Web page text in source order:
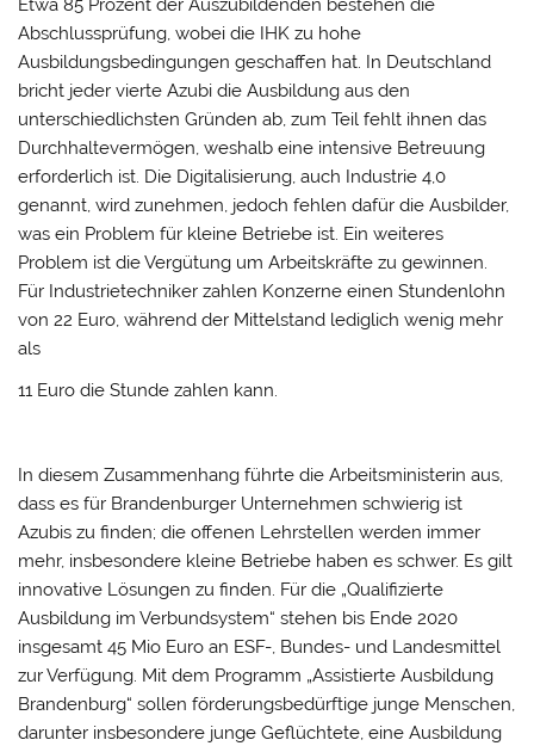
Etwa 85 Prozent der Auszubildenden bestehen die
Abschlussprüfung, wobei die IHK zu hohe
Ausbildungsbedingungen geschaffen hat. In Deutschland
bricht jeder vierte Azubi die Ausbildung aus den
unterschiedlichsten Gründen ab, zum Teil fehlt ihnen das
Durchhaltevermögen, weshalb eine intensive Betreuung
erforderlich ist. Die Digitalisierung, auch Industrie 4,0
genannt, wird zunehmen, jedoch fehlen dafür die Ausbilder,
was ein Problem für kleine Betriebe ist. Ein weiteres
Problem ist die Vergütung um Arbeitskräfte zu gewinnen.
Für Industrietechniker zahlen Konzerne einen Stundenlohn
von 22 Euro, während der Mittelstand lediglich wenig mehr
als
11 Euro die Stunde zahlen kann.
In diesem Zusammenhang führte die Arbeitsministerin aus,
dass es für Brandenburger Unternehmen schwierig ist
Azubis zu finden; die offenen Lehrstellen werden immer
mehr, insbesondere kleine Betriebe haben es schwer. Es gilt
innovative Lösungen zu finden. Für die „Qualifizierte
Ausbildung im Verbundsystem“ stehen bis Ende 2020
insgesamt 45 Mio Euro an ESF-, Bundes- und Landesmittel
zur Verfügung. Mit dem Programm „Assistierte Ausbildung
Brandenburg“ sollen förderungsbedürftige junge Menschen,
darunter insbesondere junge Geflüchtete, eine Ausbildung